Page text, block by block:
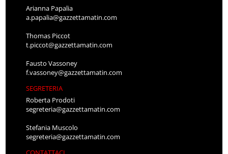
Arianna Papalia
a.papalia@gazzettamatin.com
Thomas Piccot
t.piccot@gazzettamatin.com
Fausto Vassoney
f.vassoney@gazzettamatin.com
SEGRETERIA
Roberta Prodoti
segreteria@gazzettamatin.com
Stefania Muscolo
segreteria@gazzettamatin.com